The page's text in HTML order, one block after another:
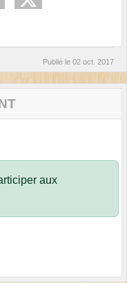
Publié le 02 oct. 2017
aux